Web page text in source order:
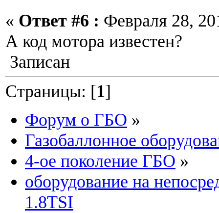
« Ответ #6 : Февраля 28,
А код мотора известен?
Записан
Страницы: [1]
Форум о ГБО »
Газобаллонное
4-ое поколение ГБО »
оборудование на
1.8TSI